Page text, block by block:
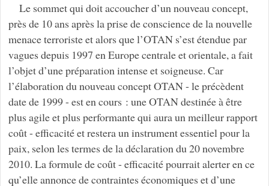
Le sommet qui doit accoucher d’un nouveau concept,
près de 10 ans après la prise de conscience de la nouvelle
menace terroriste et alors que l’OTAN s’est étendue par
vagues depuis 1997 en Europe centrale et orientale, a fait
l’objet d’une préparation intense et soigneuse. Car
l’élaboration du nouveau concept OTAN - le précèdent
date de 1999 - est en cours : une OTAN destinée à être
plus agile et plus performante qui aura un meilleur rapport
coût - efficacité et restera un instrument essentiel pour la
paix, selon les termes de la déclaration du 20 novembre
2010. La formule de coût - efficacité pourrait alerter en ce
qu’elle annonce de contraintes économiques et d’une